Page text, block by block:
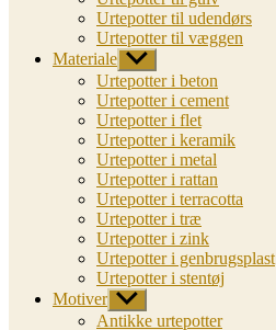
Urtepotter til udendørs
Urtepotter til væggen
Materiale Vis
undermenu
Urtepotter i beton
Urtepotter i cement
Urtepotter i flet
Urtepotter i keramik
Urtepotter i metal
Urtepotter i rattan
Urtepotter i terracotta
Urtepotter i træ
Urtepotter i zink
Urtepotter i genbrugsplast
Urtepotter i stentøj
Motiver Vis
undermenu
Antikke urtepotter